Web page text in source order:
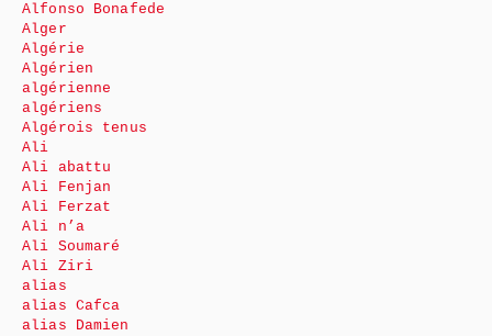
Alfonso Bonafede
Alger
Algérie
Algérien
algérienne
algériens
Algérois tenus
Ali
Ali abattu
Ali Fenjan
Ali Ferzat
Ali n’a
Ali Soumaré
Ali Ziri
alias
alias Cafca
alias Damien